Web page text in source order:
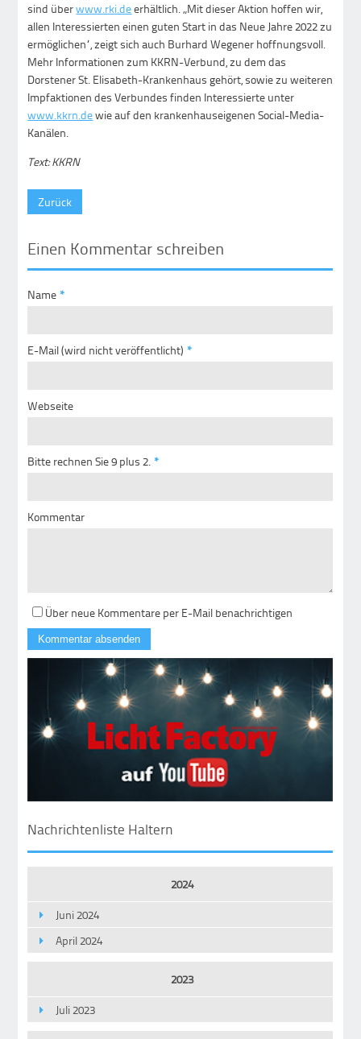
sind überwww.rki.deerhältlich. „Mit dieser Aktion hoffen wir,
allen Interessierten einen guten Start in das Neue Jahre 2022 zu
ermöglichen“, zeigt sich auch Burhard Wegener hoffnungsvoll.
Mehr Informationen zum KKRN-Verbund, zu dem das
Dorstener St. Elisabeth-Krankenhaus gehört, sowie zu weiteren
Impfaktionen des Verbundes finden Interessierte unter
www.kkrn.dewie auf den krankenhauseigenen Social-Media-
Kanälen.
Text: KKRN
Zurück
Einen Kommentar schreiben
Name *
E-Mail (wird nicht veröffentlicht) *
Webseite
Bitte rechnen Sie 9 plus 2. *
Kommentar
Über neue Kommentare per E-Mail benachrichtigen
Nachrichtenliste Haltern
2024
Juni 2024
April 2024
2023
Juli 2023